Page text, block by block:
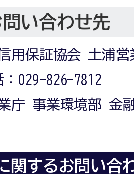
い合わせ先
用保証協会 土浦
029-826-7812
庁 事業環境部 金
関するお問い合